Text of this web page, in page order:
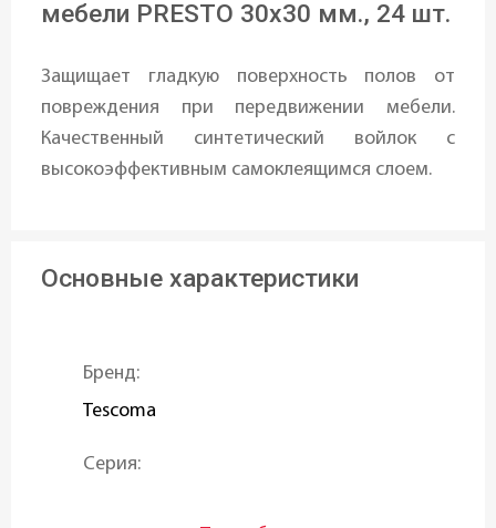
мебели PRESTO 30x30 мм., 24 шт.
Защищает гладкую поверхность полов от
повреждения при передвижении мебели.
Качественный синтетический войлок с
высокоэффективным самоклеящимся слоем.
Основные характеристики
Бренд:
Tescoma
Серия: